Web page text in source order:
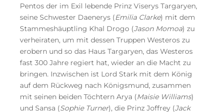
Pentos der im Exil lebende Prinz Viserys Targaryen,
seine Schwester Daenerys (Emilia Clarke) mit dem
Stammeshäuptling Khal Drogo (Jason Momoa) zu
verheiraten, um mit dessen Truppen Westeros zu
erobern und so das Haus Targaryen, das Westeros
fast 300 Jahre regiert hat, wieder an die Macht zu
bringen. Inzwischen ist Lord Stark mit dem König
auf dem Rückweg nach Königsmund, zusammen
mit seinen beiden Töchtern Arya (Maisie Williams)
und Sansa (Sophie Turner), die Prinz Joffrey (Jack